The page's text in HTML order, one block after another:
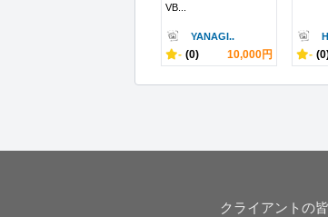
VB...
YANAGI..
- (0) 10,000円 -
クライアントの